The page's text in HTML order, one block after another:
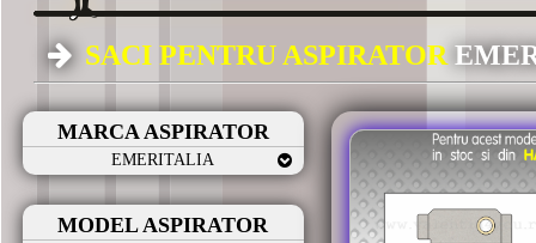
SACI PENTRU ASPIRATOR
MARCA ASPIRATOR
EMERITALIA
MODEL ASPIRATOR